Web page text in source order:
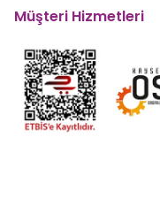
Müşteri Hizmetleri